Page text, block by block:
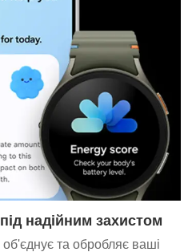
надійним захистом
та обробляє ваші